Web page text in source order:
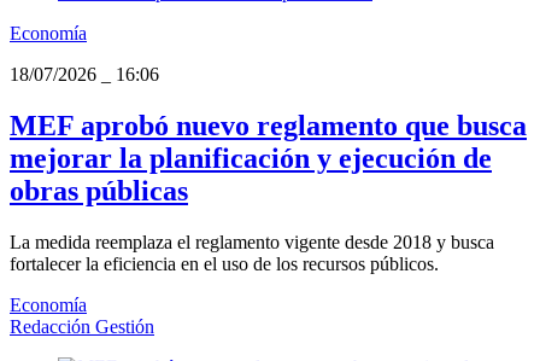
Economía
18/07/2026
16:06
MEF aprobó nuevo reglamento que busca
mejorar la planificación y ejecución de
obras públicas
La medida reemplaza el reglamento vigente desde 2018 y busca
fortalecer la eficiencia en el uso de los recursos públicos.
Economía
Redacción Gestión